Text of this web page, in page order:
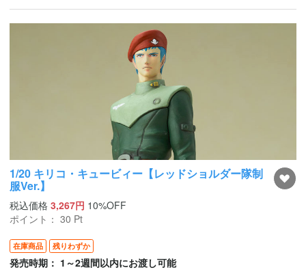
1/20 キリコ・キュービィー【レッドショルダー隊制
服Ver.】
税込価格 3,267円 10%OFF
ポイント： 30 Pt
在庫商品 残りわずか
発売時期： 1～2週間以内にお渡し可能